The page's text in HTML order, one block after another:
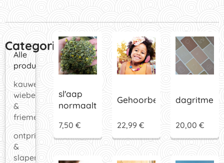
Categorieën
Alle
producten
kauwen,
wiebelen
&
friemelen
ontprikkelen
&
slapen
sl'aap
normaalthee
7,50 €
Gehoorbeschermer
22,99 € 20,00 €